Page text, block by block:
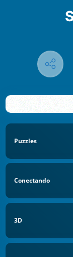
Puzzles
Conectando
3D